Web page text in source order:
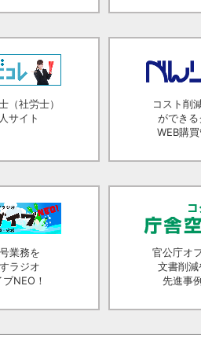
（社労士）
サイト
コスト削
ができ
WEB購
業務を
ラジオ
NEO！
官公庁オ
文書削
先進事